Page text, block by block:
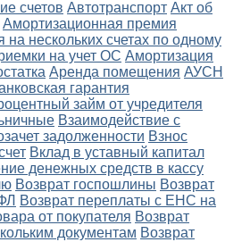
счетов Автотранспорт Акт об
Амортизационная премия
на нескольких счетах по одному
на учет ОС Амортизация
Аренда помещения АУСН
гарантия
займ от учредителя
Взаимодействие с
задолженности Взнос
Вклад в уставный капитал
денежных средств в кассу
Возврат госпошлины Возврат
Возврат переплаты с ЕНС на
от покупателя Возврат
документам Возврат